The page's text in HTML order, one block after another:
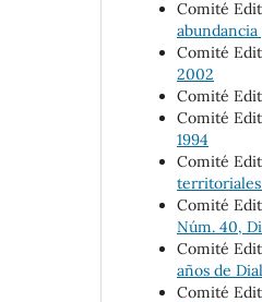
Comité
Comité
2002
Comité
Comité
1994
Comité
territoriales
Comité
Núm. 40,
Comité
años de
Comité